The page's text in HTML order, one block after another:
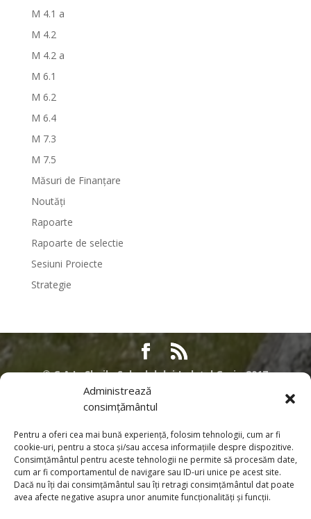
Administrează
consimțământul
Pentru a oferi cea mai bună experiență, folosim tehnologii, cum ar fi
cookie-uri, pentru a stoca și/sau accesa informațiile despre dispozitive.
Consimțământul pentru aceste tehnologii ne permite să procesăm date,
cum ar fi comportamentul de navigare sau ID-uri unice pe acest site.
Dacă nu îți dai consimțământul sau îți retragi consimțământul dat poate
avea afecte negative asupra unor anumite funcționalități și funcții.
M 4.1 a
M 4.2
M 4.2 a
M 6.1
M 6.2
M 6.4
M 7.3
M 7.5
Măsuri de Finanțare
Noutăți
Rapoarte
Rapoarte de selectie
Sesiuni Proiecte
Strategie
©G.A.L. Cheile Sohodolului Județul Gorj - 2017
Acest site nu reprezinta pozitia oficiala a Comisiei Europene. Intreaga
responsabilitate referitoare la corectitudinea si coerenta acestor informatii
Europene prin Programul SAPARD si PNDR. Pentru informatii despre alte
Programe desfasurate sub egida Uniunii Europene in Romania, cat si
pentru informatii detaliate privind procesul de aderare al Romaniei la
Uniunea Europeana, puteti sa vizitati pagina de internet a Reprezentantei
Comisiei Europene in Romania. Toate informatiile, privind Programele PNDR